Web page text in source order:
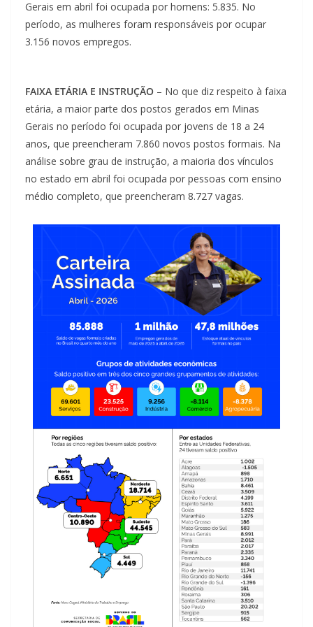
Gerais em abril foi ocupada por homens: 5.835. No
período, as mulheres foram responsáveis por ocupar
3.156 novos empregos.
FAIXA ETÁRIA E INSTRUÇÃO – No que diz respeito à faixa
etária, a maior parte dos postos gerados em Minas
Gerais no período foi ocupada por jovens de 18 a 24
anos, que preencheram 7.860 novos postos formais. Na
análise sobre grau de instrução, a maioria dos vínculos
no estado em abril foi ocupada por pessoas com ensino
médio completo, que preencheram 8.727 vagas.